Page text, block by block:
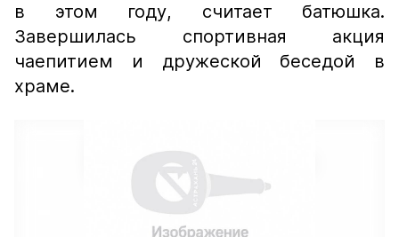
в этом году, считает батюшка.
Завершилась спортивная акция
чаепитием и дружеской беседой в
храме.